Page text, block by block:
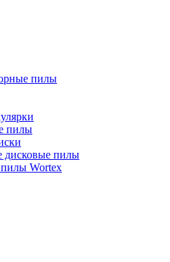
пилы
пилы
дисковые пилы
Wortex